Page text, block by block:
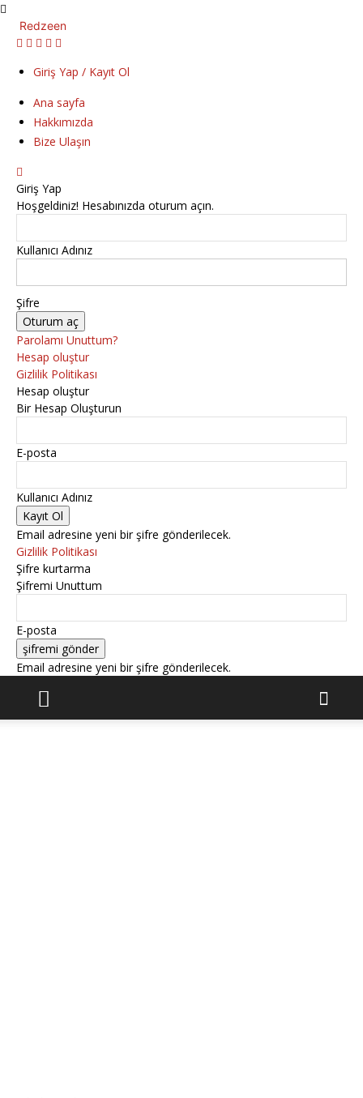
Redzeen
Giriş Yap / Kayıt Ol
Ana sayfa
Hakkımızda
Bize Ulaşın
Giriş Yap
Hoşgeldiniz! Hesabınızda oturum açın.
Kullanıcı Adınız
Şifre
Parolamı Unuttum?
Hesap oluştur
Gizlilik Politikası
Hesap oluştur
Bir Hesap Oluşturun
E-posta
Kullanıcı Adınız
Email adresine yeni bir şifre gönderilecek.
Gizlilik Politikası
Şifre kurtarma
Şifremi Unuttum
E-posta
Email adresine yeni bir şifre gönderilecek.